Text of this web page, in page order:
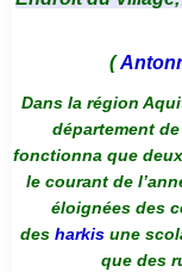
(
Dans la région
département de
fonctionna que
le courant de
éloignées des
des harkis une
que des